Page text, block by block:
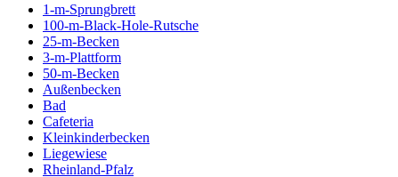
1-m-Sprungbrett
100-m-Black-Hole-Rutsche
25-m-Becken
3-m-Plattform
50-m-Becken
Außenbecken
Bad
Cafeteria
Kleinkinderbecken
Liegewiese
Rheinland-Pfalz